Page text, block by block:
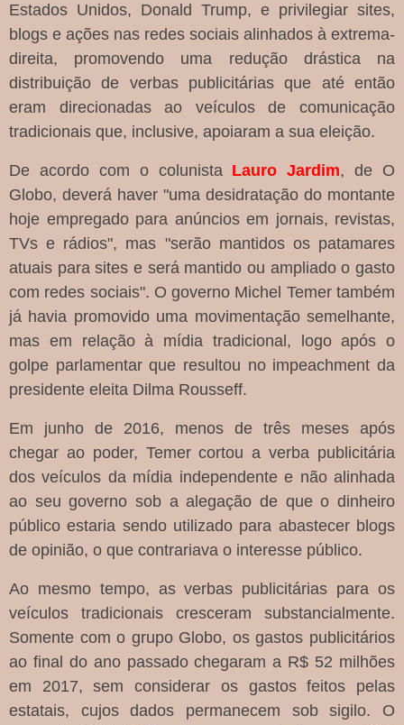
Estados Unidos, Donald Trump, e privilegiar sites,
blogs e ações nas redes sociais alinhados à extrema-
direita, promovendo uma redução drástica na
distribuição de verbas publicitárias que até então
eram direcionadas ao veículos de comunicação
tradicionais que, inclusive, apoiaram a sua eleição.
De acordo com o colunista Lauro Jardim, de O
Globo, deverá haver "uma desidratação do montante
hoje empregado para anúncios em jornais, revistas,
TVs e rádios", mas "serão mantidos os patamares
atuais para sites e será mantido ou ampliado o gasto
com redes sociais". O governo Michel Temer também
já havia promovido uma movimentação semelhante,
mas em relação à mídia tradicional, logo após o
golpe parlamentar que resultou no impeachment da
presidente eleita Dilma Rousseff.
Em junho de 2016, menos de três meses após
chegar ao poder, Temer cortou a verba publicitária
dos veículos da mídia independente e não alinhada
ao seu governo sob a alegação de que o dinheiro
público estaria sendo utilizado para abastecer blogs
de opinião, o que contrariava o interesse público.
Ao mesmo tempo, as verbas publicitárias para os
veículos tradicionais cresceram substancialmente.
Somente com o grupo Globo, os gastos publicitários
ao final do ano passado chegaram a R$ 52 milhões
em 2017, sem considerar os gastos feitos pelas
estatais, cujos dados permanecem sob sigilo. O